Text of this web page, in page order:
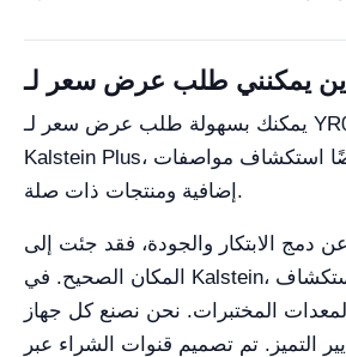
يمكنك بسهولة طلب عرض سعر لـ YR06231 على
Kalstein Plus، حيث يمكنك أيضًا استكشاف مواصفات
إضافية ومنتجات ذات صلة.
دمج الابتكار والجودة، فقد جئت إلى
المكان الصحيح. في Kalstein، نقدم لك رفاهية استكشاف
المختبرات. نحن نصنع كل جهاز
التميز. تم تصميم قنوات الشراء عبر